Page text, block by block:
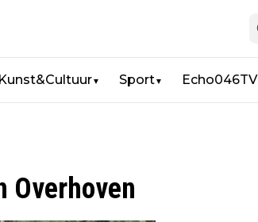
Kunst&Cultuur▼ Sport▼ Echo046TV
Overhoven